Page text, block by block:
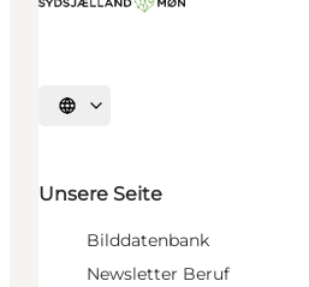
Sprache auswählen
Unsere Seite
Bilddatenbank
Newsletter Beruf